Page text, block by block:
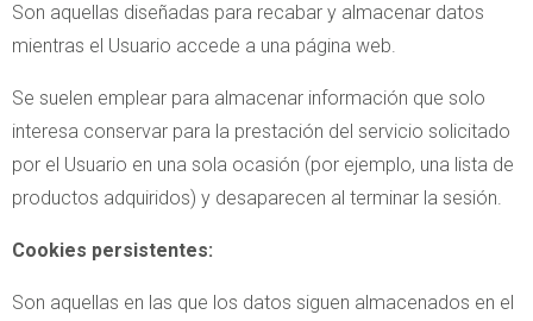
Son aquellas diseñadas para recabar y almacenar datos
mientras el Usuario accede a una página web.
Se suelen emplear para almacenar información que solo
interesa conservar para la prestación del servicio solicitado
por el Usuario en una sola ocasión (por ejemplo, una lista de
productos adquiridos) y desaparecen al terminar la sesión.
Cookies persistentes:
Son aquellas en las que los datos siguen almacenados en el